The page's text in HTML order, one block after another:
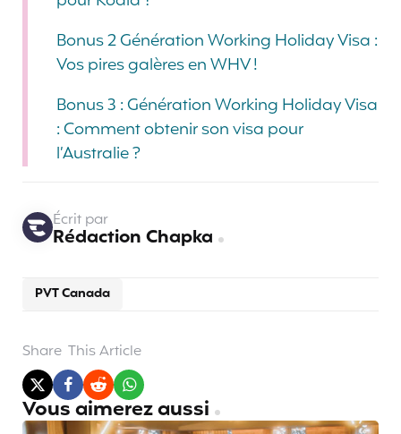
Bonus 2 Génération Working Holiday Visa :
Vos pires galères en WHV !
Bonus 3 : Génération Working Holiday Visa
: Comment obtenir son visa pour
l’Australie ?
PVT Canada
Écrit par
Rédaction Chapka
Share This Article
Vous aimerez aussi